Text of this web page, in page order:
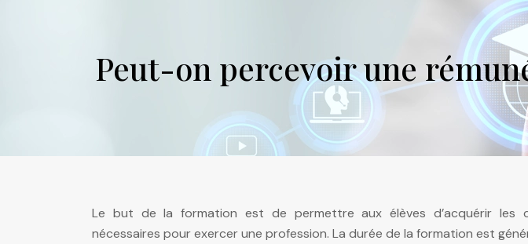
Peut-on percevoir une
Le but de la formation est de permettre aux élèves d’acquérir les
nécessaires pour exercer une profession. La durée de la formation est